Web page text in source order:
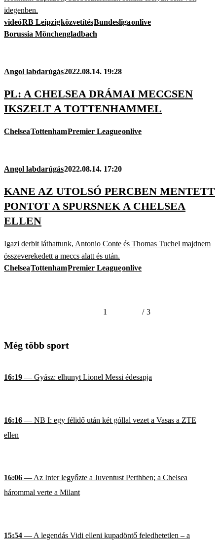
idegenben.
videóRB LeipzigközvetítésBundesligaonlive
Borussia Mönchengladbach
Angol labdarúgás2022.08.14. 19:28
PL: A CHELSEA DRÁMAI MECCSEN
IKSZELT A TOTTENHAMMEL
ChelseaTottenhamPremier Leagueonlive
Angol labdarúgás2022.08.14. 17:20
KANE AZ UTOLSÓ PERCBEN MENTETT
PONTOT A SPURSNEK A CHELSEA
ELLEN
Igazi derbit láthattunk, Antonio Conte és Thomas Tuchel majdnem
összeverekedett a meccs alatt és után.
ChelseaTottenhamPremier Leagueonlive
1 / 3
Még több sport
16:19 — Gyász: elhunyt Lionel Messi édesapja
16:16 — NB I: egy félidő után két góllal vezet a Vasas a ZTE
ellen
16:06 — Az Inter legyőzte a Juventust Perthben; a Chelsea
hárommal verte a Milant
15:54 — A legendás Vidi elleni kupadöntő feledhetetlen – a